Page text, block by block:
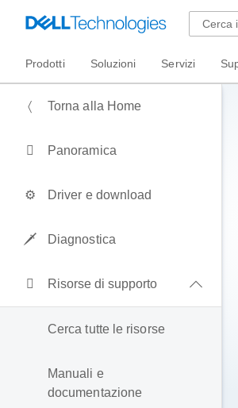
Prodotti Soluzioni Servizi
Torna alla Home
Panoramica
Driver e download
Diagnostica
Risorse di supporto
Cerca tutte le risorse
Manuali e
documentazione